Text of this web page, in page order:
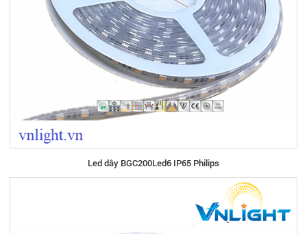
Led dây BGC200Led6 IP65 Philips